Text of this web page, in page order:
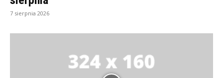
7 sierpnia 2026